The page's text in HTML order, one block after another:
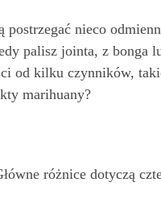
nieco
palisz jointa, z bonga
od kilku czynników,
marihuany?
różnice dotyczą